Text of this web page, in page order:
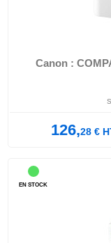
Canon :
126,28€
EN STOCK